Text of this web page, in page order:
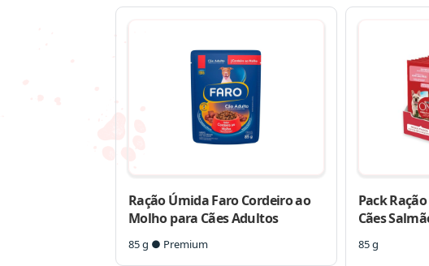
Ração Úmida Faro Cordeiro ao
Molho para Cães Adultos
85 g ● Premium
Pack
Cães
85 g